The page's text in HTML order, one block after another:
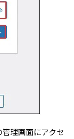
理画面にアクセ